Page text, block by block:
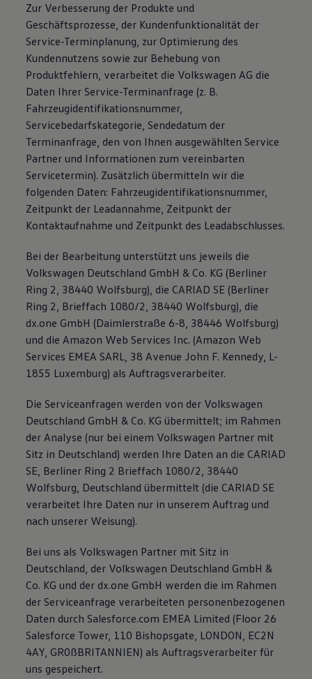
Zur Verbesserung der Produkte und
Geschäftsprozesse, der Kundenfunktionalität der
Service-Terminplanung, zur Optimierung des
Kundennutzens sowie zur Behebung von
Produktfehlern, verarbeitet die Volkswagen AG die
Daten Ihrer Service-Terminanfrage (z. B.
Fahrzeugidentifikationsnummer,
Servicebedarfskategorie, Sendedatum der
Terminanfrage, den von Ihnen ausgewählten Service
Partner und Informationen zum vereinbarten
Servicetermin). Zusätzlich übermitteln wir die
folgenden Daten: Fahrzeugidentifikationsnummer,
Zeitpunkt der Leadannahme, Zeitpunkt der
Kontaktaufnahme und Zeitpunkt des Leadabschlusses.
Bei der Bearbeitung unterstützt uns jeweils die
Volkswagen Deutschland GmbH & Co. KG (Berliner
Ring 2, 38440 Wolfsburg), die CARIAD SE (Berliner
Ring 2, Brieffach 1080/2, 38440 Wolfsburg), die
dx.one GmbH (Daimlerstraße 6-8, 38446 Wolfsburg)
und die Amazon Web Services Inc. (Amazon Web
Services EMEA SARL, 38 Avenue John F. Kennedy, L-
1855 Luxemburg) als Auftragsverarbeiter.
Die Serviceanfragen werden von der Volkswagen
Deutschland GmbH & Co. KG übermittelt; im Rahmen
der Analyse (nur bei einem Volkswagen Partner mit
Sitz in Deutschland) werden Ihre Daten an die CARIAD
SE, Berliner Ring 2 Brieffach 1080/2, 38440
Wolfsburg, Deutschland übermittelt (die CARIAD SE
verarbeitet Ihre Daten nur in unserem Auftrag und
nach unserer Weisung).
Bei uns als Volkswagen Partner mit Sitz in
Deutschland, der Volkswagen Deutschland GmbH &
Co. KG und der dx.one GmbH werden die im Rahmen
der Serviceanfrage verarbeiteten personenbezogenen
Daten durch Salesforce.com EMEA Limited (Floor 26
Salesforce Tower, 110 Bishopsgate, LONDON, EC2N
4AY, GR0ßBRITANNIEN) als Auftragsverarbeiter für
uns gespeichert.